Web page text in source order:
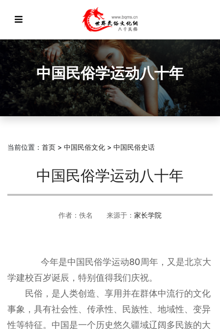
中国民俗学运动八十年
当前位置： 首页 > 中国民俗文化 > 中国民俗史话
中国民俗学运动八十年
作者：佚名 来源于： 家长学院
今年是中国民俗学运动80周年，又是北京大
学建校百岁诞辰，特别值得我们庆祝。
民俗，是人类创造、享用并在群体中流行的文化
事象，具有社会性、传承性、民族性、地域性、变异
性等特征。中国是一个历史悠久疆域辽阔多民族的大